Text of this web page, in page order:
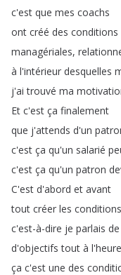
c'est que mes coachs
ont créé des conditions
managériales,
à l'intérieur desquelles
j'ai trouvé ma
Et c'est ça finalement
que j'attends d'un
c'est ça qu'un salarié
c'est ça qu'un patron
C'est d'abord et avant
tout créer les conditions
c'est-à-dire je parlais de
d'objectifs tout à l'heure
ça c'est une des